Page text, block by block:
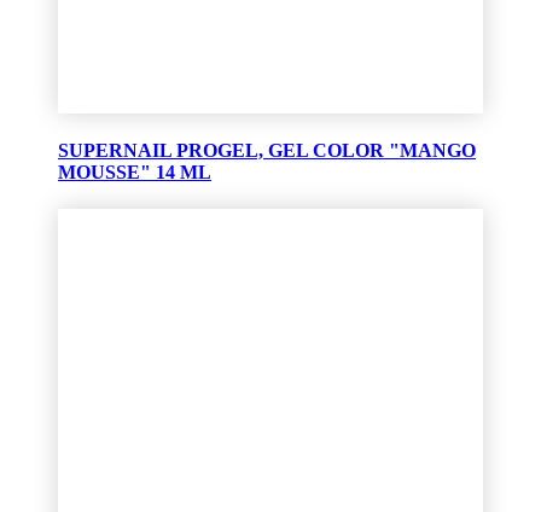
SUPERNAIL PROGEL, GEL COLOR "MANGO
MOUSSE" 14 ML